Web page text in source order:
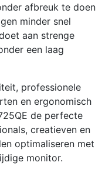
afbreuk te doen
minder snel
aan strenge
een laag
professionele
en ergonomisch
de perfecte
creatieven en
optimaliseren met
monitor.